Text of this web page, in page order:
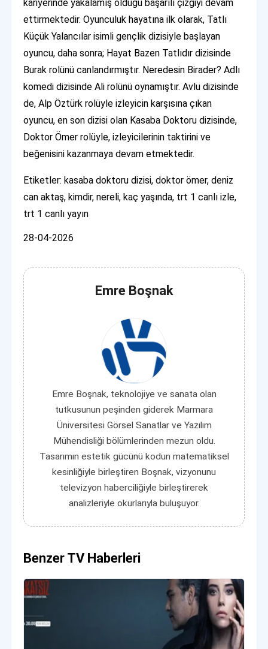
kariyerinde yakalamış olduğu başarılı çizgiyi devam
ettirmektedir. Oyunculuk hayatına ilk olarak, Tatlı
Küçük Yalancılar isimli gençlik dizisiyle başlayan
oyuncu, daha sonra; Hayat Bazen Tatlıdır dizisinde
Burak rolünü canlandırmıştır. Neredesin Birader? Adlı
komedi dizisinde Ali rolünü oynamıştır. Avlu dizisinde
de, Alp Öztürk rolüyle izleyicin karşısına çıkan
oyuncu, en son dizisi olan Kasaba Doktoru dizisinde,
Doktor Ömer rolüyle, izleyicilerinin taktirini ve
beğenisini kazanmaya devam etmektedir.
Etiketler: kasaba doktoru dizisi, doktor ömer, deniz
can aktaş, kimdir, nereli, kaç yaşında, trt 1 canlı izle,
trt 1 canlı yayın
28-04-2026
Emre Boşnak
Emre Boşnak, teknolojiye ve sanata olan
tutkusunun peşinden giderek Marmara
Üniversitesi Görsel Sanatlar ve Yazılım
Mühendisliği bölümlerinden mezun oldu.
Tasarımın estetik gücünü kodun matematiksel
kesinliğiyle birleştiren Boşnak, vizyonunu
televizyon haberciliğiyle birleştirerek
analizleriyle okurlarıyla buluşuyor.
Benzer TV Haberleri